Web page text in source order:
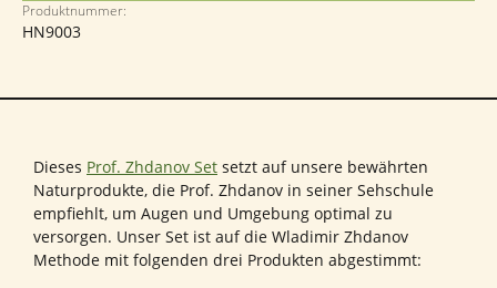
Produktnummer:
HN9003
Dieses Prof. Zhdanov Set setzt auf unsere bewährten
Naturprodukte, die Prof. Zhdanov in seiner Sehschule
empfiehlt, um Augen und Umgebung optimal zu
versorgen. Unser Set ist auf die Wladimir Zhdanov
Methode mit folgenden drei Produkten abgestimmt: